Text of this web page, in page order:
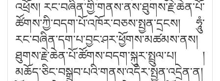
འཕྲོས། རང་བཞིན་གྱི་གནས་ནས་ཐུགས་རྗེ་ཆེན་པོ་
ཚོགས་ཀྱི་བདག་པོ་འཁོར་བཅས་སྤྱན་དྲངས། ཧཱུཾ་
རང་བཞིན་དག་པ་བྱང་ཤར་ཕྱོགས་མཚམས་ནས།
ཐུགས་རྗེ་ཆེན་པོ་ཚོགས་བདག་སྐུར་སྤྲུལ་པ། །
མཆོད་ཅིང་བསྒྲུབ་པའི་གནས་འདིར་སྤྱན་འདྲེན་ན།